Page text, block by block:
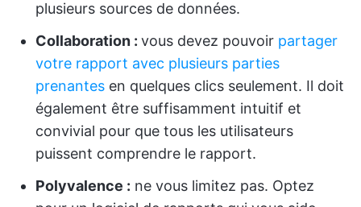
plusieurs sources de données.
Collaboration : vous devez pouvoir partager
votre rapport avec plusieurs parties
prenantes en quelques clics seulement. Il doit
également être suffisamment intuitif et
convivial pour que tous les utilisateurs
puissent comprendre le rapport.
Polyvalence : ne vous limitez pas. Optez